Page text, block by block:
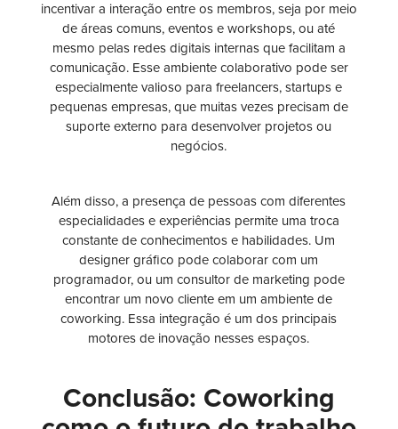
incentivar a interação entre os membros, seja por meio
de áreas comuns, eventos e workshops, ou até
mesmo pelas redes digitais internas que facilitam a
comunicação. Esse ambiente colaborativo pode ser
especialmente valioso para freelancers, startups e
pequenas empresas, que muitas vezes precisam de
suporte externo para desenvolver projetos ou
negócios.
Além disso, a presença de pessoas com diferentes
especialidades e experiências permite uma troca
constante de conhecimentos e habilidades. Um
designer gráfico pode colaborar com um
programador, ou um consultor de marketing pode
encontrar um novo cliente em um ambiente de
coworking. Essa integração é um dos principais
motores de inovação nesses espaços.
Conclusão: Coworking